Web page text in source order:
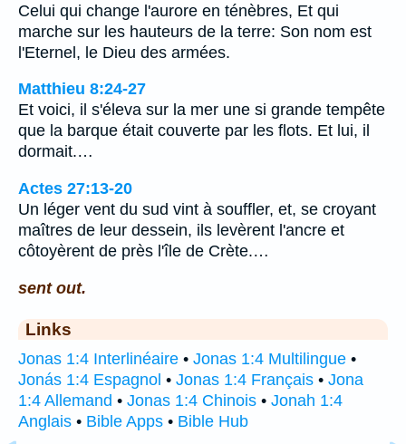
Celui qui change l'aurore en ténèbres, Et qui
marche sur les hauteurs de la terre: Son nom est
l'Eternel, le Dieu des armées.
Matthieu 8:24-27
Et voici, il s'éleva sur la mer une si grande tempête
que la barque était couverte par les flots. Et lui, il
dormait.…
Actes 27:13-20
Un léger vent du sud vint à souffler, et, se croyant
maîtres de leur dessein, ils levèrent l'ancre et
côtoyèrent de près l'île de Crète.…
sent out.
Links
Jonas 1:4 Interlinéaire • Jonas 1:4 Multilingue •
Jonás 1:4 Espagnol • Jonas 1:4 Français • Jona
1:4 Allemand • Jonas 1:4 Chinois • Jonah 1:4
Anglais • Bible Apps • Bible Hub